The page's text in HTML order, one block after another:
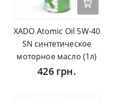
XADO Atomic Oil 5W-40
SN синтетическое
моторное масло (1л)
426 грн.